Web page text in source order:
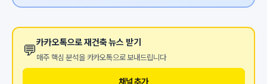
💬카카오톡으로 재건축 뉴스 받기
매주 핵심 분석을 카카오톡으로 보내드립니다
채널 추가